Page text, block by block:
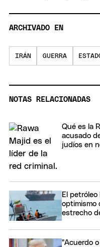
ARCHIVADO EN
IRÁN GUERRA
NOTAS RELACIONADAS
Qué es la
acusado
judíos en
El
optimismo
estrecho
"Acuerdo